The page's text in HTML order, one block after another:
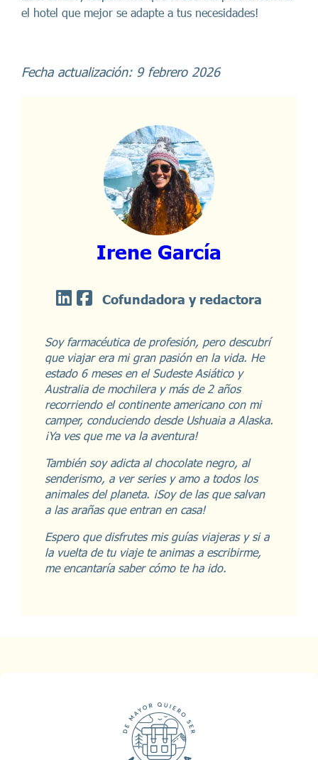
el hotel que mejor se adapte a tus necesidades!
Fecha actualización: 9 febrero 2026
Irene García
Cofundadora y redactora
Soy farmacéutica de profesión, pero descubrí
que viajar era mi gran pasión en la vida. He
estado 6 meses en el Sudeste Asiático y
Australia de mochilera y más de 2 años
recorriendo el continente americano con mi
camper, conduciendo desde Ushuaia a Alaska.
¡Ya ves que me va la aventura!
También soy adicta al chocolate negro, al
senderismo, a ver series y amo a todos los
animales del planeta. ¡Soy de las que salvan
a las arañas que entran en casa!
Espero que disfrutes mis guías viajeras y si a
la vuelta de tu viaje te animas a escribirme,
me encantaría saber cómo te ha ido.